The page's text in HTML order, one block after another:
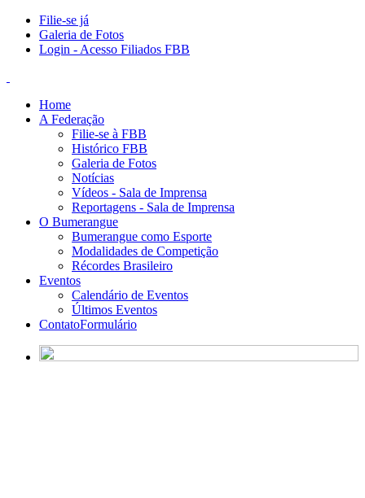
Filie-se já
Galeria de Fotos
Login - Acesso Filiados FBB
Home
A Federação
Filie-se à FBB
Histórico FBB
Galeria de Fotos
Notícias
Vídeos - Sala de Imprensa
Reportagens - Sala de Imprensa
O Bumerangue
Bumerangue como Esporte
Modalidades de Competição
Récordes Brasileiro
Eventos
Calendário de Eventos
Últimos Eventos
ContatoFormulário